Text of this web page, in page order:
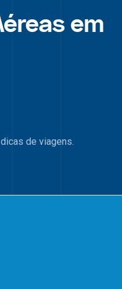
em
de viagens.